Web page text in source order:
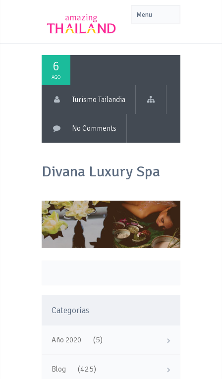
6
AGO
Turismo Tailandia
No Comments
Divana Luxury Spa
Categorías
Año 2020 (5)
Blog (425)